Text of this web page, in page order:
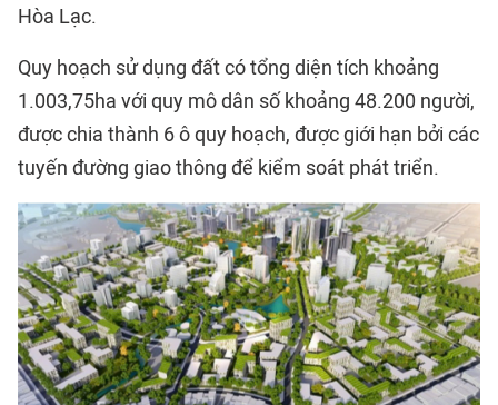
Hòa Lạc.
Quy hoạch sử dụng đất có tổng diện tích khoảng
1.003,75ha với quy mô dân số khoảng 48.200 người,
được chia thành 6 ô quy hoạch, được giới hạn bởi các
tuyến đường giao thông để kiểm soát phát triển.